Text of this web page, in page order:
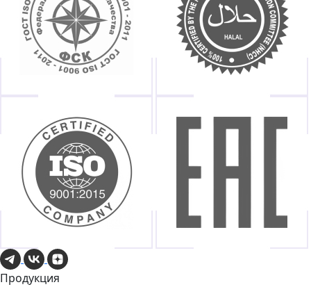
Продукция